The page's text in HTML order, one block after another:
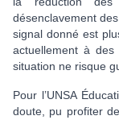
désenclavement
signal donné est
actuellement à
situation ne risque
Pour l’UNSA
doute, pu profiter